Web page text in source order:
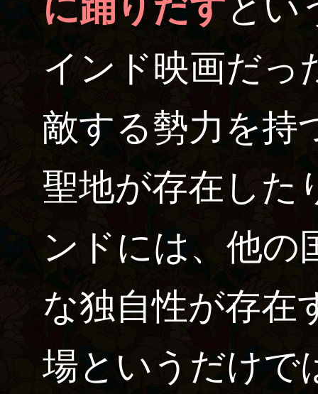
に踊りだすとい
インド映画だっ
敵する勢力を持
聖地が存在した
ンドには、他の
な独自性が存在
場というだけで